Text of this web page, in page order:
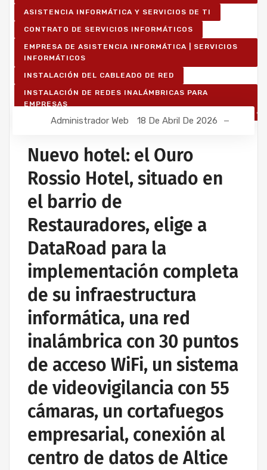
ASISTENCIA INFORMÁTICA Y SERVICIOS DE TI
CONTRATO DE SERVICIOS INFORMÁTICOS
EMPRESA DE ASISTENCIA INFORMÁTICA | SERVICIOS
INFORMÁTICOS
INSTALACIÓN DEL CABLEADO DE RED
INSTALACIÓN DE REDES INALÁMBRICAS PARA
EMPRESAS
INSTALACIÓN DE REDES INFORMÁTICAS
Administrador Web 18 De Abril De 2026
Nuevo hotel: el Ouro
Rossio Hotel, situado en
el barrio de
Restauradores, elige a
DataRoad para la
implementación completa
de su infraestructura
informática, una red
inalámbrica con 30 puntos
de acceso WiFi, un sistema
de videovigilancia con 55
cámaras, un cortafuegos
empresarial, conexión al
centro de datos de Altice